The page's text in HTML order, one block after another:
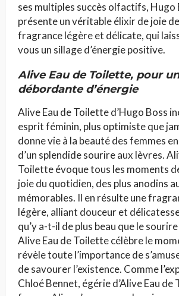
ses multiples succès olfactifs, Hugo
présente un véritable élixir de joie
fragrance légère et délicate, qui
vous un sillage d’énergie positive.
Alive Eau de Toilette, pour
débordante d’énergie
Alive Eau de Toilette d’Hugo Boss
esprit féminin, plus optimiste que
donne vie à la beauté des femmes
d’un splendide sourire aux lèvres.
Toilette évoque tous les moments
joie du quotidien, des plus anodins
mémorables. Il en résulte une
légère, alliant douceur et
qu’y a-t-il de plus beau que le
Alive Eau de Toilette célèbre le
révèle toute l’importance de
de savourer l’existence. Comme
Chloé Bennet, égérie d’Alive Eau de